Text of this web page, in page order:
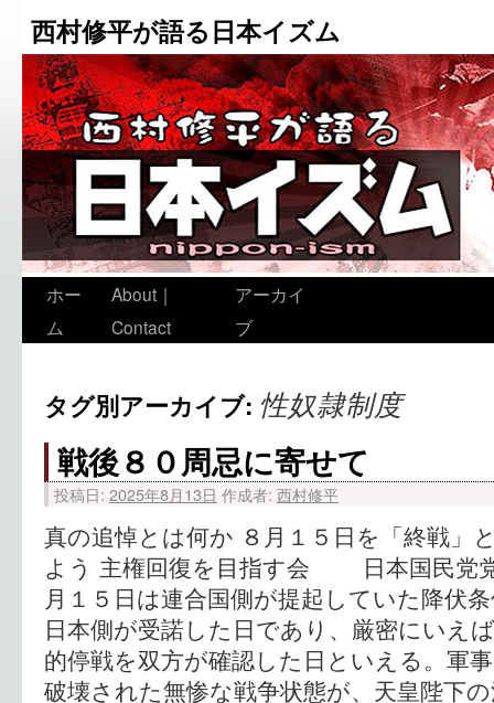
西村修平が語る日本イズム
ホー
ム
About｜
Contact
アーカイ
ブ
タグ別アーカイブ: 性奴隷制度
戦後８０周忌に寄せて
投稿日: 2025年8月13日 作成者: 西村修平
真の追悼とは何か ８月１５日を「終戦」
よう 主権回復を目指す会 日本国
月１５日は連合国側が提起していた降伏
日本側が受諾した日であり、厳密にいえ
的停戦を双方が確認した日といえる。軍
破壊された無惨な戦争状態が、天皇陛下